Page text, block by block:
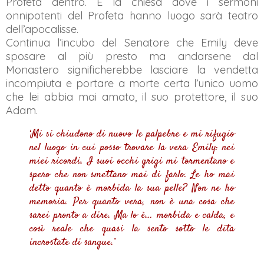
onnipotenti del Profeta hanno luogo sarà teatro
dell’apocalisse.
Continua l’incubo del Senatore che Emily deve
sposare al più presto ma andarsene dal
Monastero significherebbe lasciare la vendetta
incompiuta e portare a morte certa l’unico uomo
che lei abbia mai amato, il suo protettore, il suo
Adam.
‘Mi si chiudono di nuovo le palpebre e mi rifugio
nel luogo in cui posso trovare la vera Emily: nei
miei ricordi. I suoi occhi grigi mi tormentano e
spero che non smettano mai di farlo. Le ho mai
detto quanto è morbida la sua pelle? Non ne ho
memoria. Per quanto vera, non è una cosa che
sarei pronto a dire. Ma lo è... morbida e calda, e
così reale che quasi la sento sotto le dita
incrostate di sangue.’